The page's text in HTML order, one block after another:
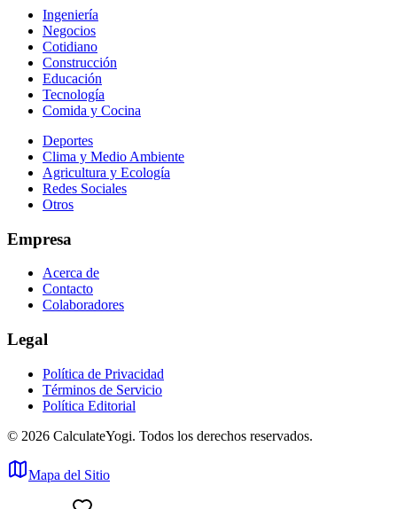
Ingeniería
Negocios
Cotidiano
Construcción
Educación
Tecnología
Comida y Cocina
Deportes
Clima y Medio Ambiente
Agricultura y Ecología
Redes Sociales
Otros
Empresa
Acerca de
Contacto
Colaboradores
Legal
Política de Privacidad
Términos de Servicio
Política Editorial
© 2026 CalculateYogi. Todos los derechos reservados.
Mapa del Sitio